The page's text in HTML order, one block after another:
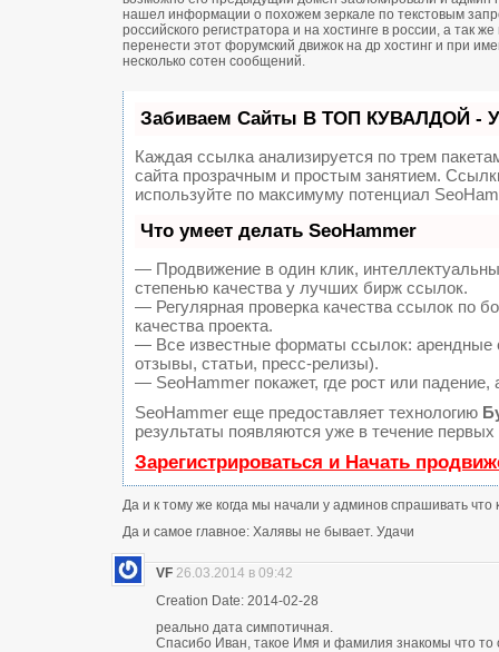
нашел информации о похожем зеркале по текстовым
российского регистратора и на хостинге в россии, а
перенести этот форумский движок на др хостинг и при
несколько сотен сообщений.
Забиваем Сайты В ТОП КУВАЛДОЙ -
Каждая ссылка анализируется по трем
сайта прозрачным и простым занятием.
используйте по максимуму потенциал
Что умеет делать SeoHammer
— Продвижение в один клик,
степенью качества у лучших бирж ссылок.
— Регулярная проверка качества ссылок по
качества проекта.
— Все известные форматы ссылок: арендные
отзывы, статьи, пресс-релизы).
— SeoHammer покажет, где рост или
SeoHammer еще предоставляет технологию
результаты появляются уже в течение первых
Зарегистрироваться и Начать
Да и к тому же когда мы начали у админов спрашивать что
Да и самое главное: Халявы не бывает. Удачи
VF 26.03.2014 в 09:42
Creation Date: 2014-02-28
реально дата симпотичная.
Спасибо Иван, такое Имя и фамилия знакомы что то